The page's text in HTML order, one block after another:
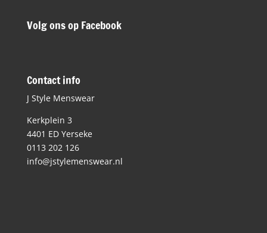
Volg ons op Facebook
Contact info
J Style Menswear
Kerkplein 3
4401 ED Yerseke
0113 202 126
info@jstylemenswear.nl